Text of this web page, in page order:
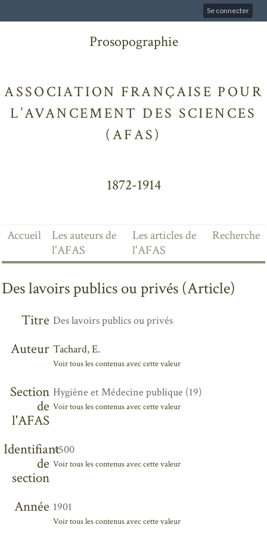
Se connecter
Prosopographie
ASSOCIATION FRANÇAISE POUR
L’AVANCEMENT DES SCIENCES
(AFAS)
1872-1914
Accueil
Les auteurs de
l'AFAS
Les articles de
l'AFAS
Recherche
Des lavoirs publics ou privés (Article)
Titre Des lavoirs publics ou privés
Auteur Tachard, E.
Voir tous les contenus avec cette valeur
Section
de
l'AFAS
Hygiène et Médecine publique (19)
Voir tous les contenus avec cette valeur
Identifiant
de
section
4500
Voir tous les contenus avec cette valeur
Année 1901
Voir tous les contenus avec cette valeur